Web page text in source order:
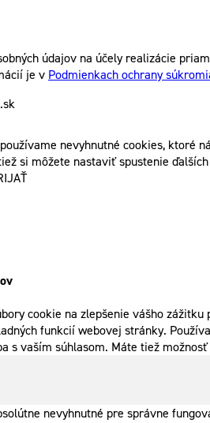
údajov na účely realizácie
je v Podmienkach ochrany
nevyhnutné cookies, ktoré
si môžete nastaviť spustenie
cookie na zlepšenie vášho
funkcií webovej stránky.
s vaším súhlasom. Máte tiež
nevyhnutné pre správne